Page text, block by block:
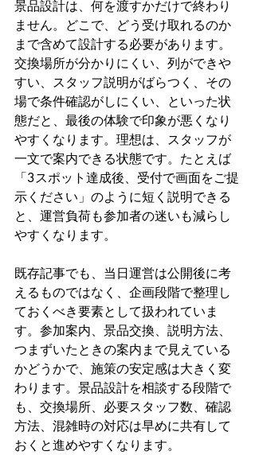
景品設計は、何を渡すかだけで終わり
ません。どこで、どう受け取れるのか
まで含めて設計する必要があります。
交換場所が分かりにくい、列ができや
すい、スタッフ説明がばらつく、その
場で条件確認がしにくい、といった状
態だと、最後の体験で印象が悪くなり
やすくなります。理想は、スタッフが
一文で案内できる状態です。たとえば
「3スポット達成後、受付で画面をご提
示ください」のように短く説明できる
と、運営負荷も参加者の迷いも減らし
やすくなります。
既存記事でも、当日運営は公開後に考
えるものではなく、企画段階で整理し
ておくべき要素として扱われていま
す。参加案内、景品交換、説明方法、
つまずいたときの案内まで見えている
かどうかで、施策の安定感は大きく変
わります。景品設計を相談する段階で
も、交換場所、必要スタッフ数、確認
方法、混雑時の対応は早めに共有して
おくと進めやすくなります。